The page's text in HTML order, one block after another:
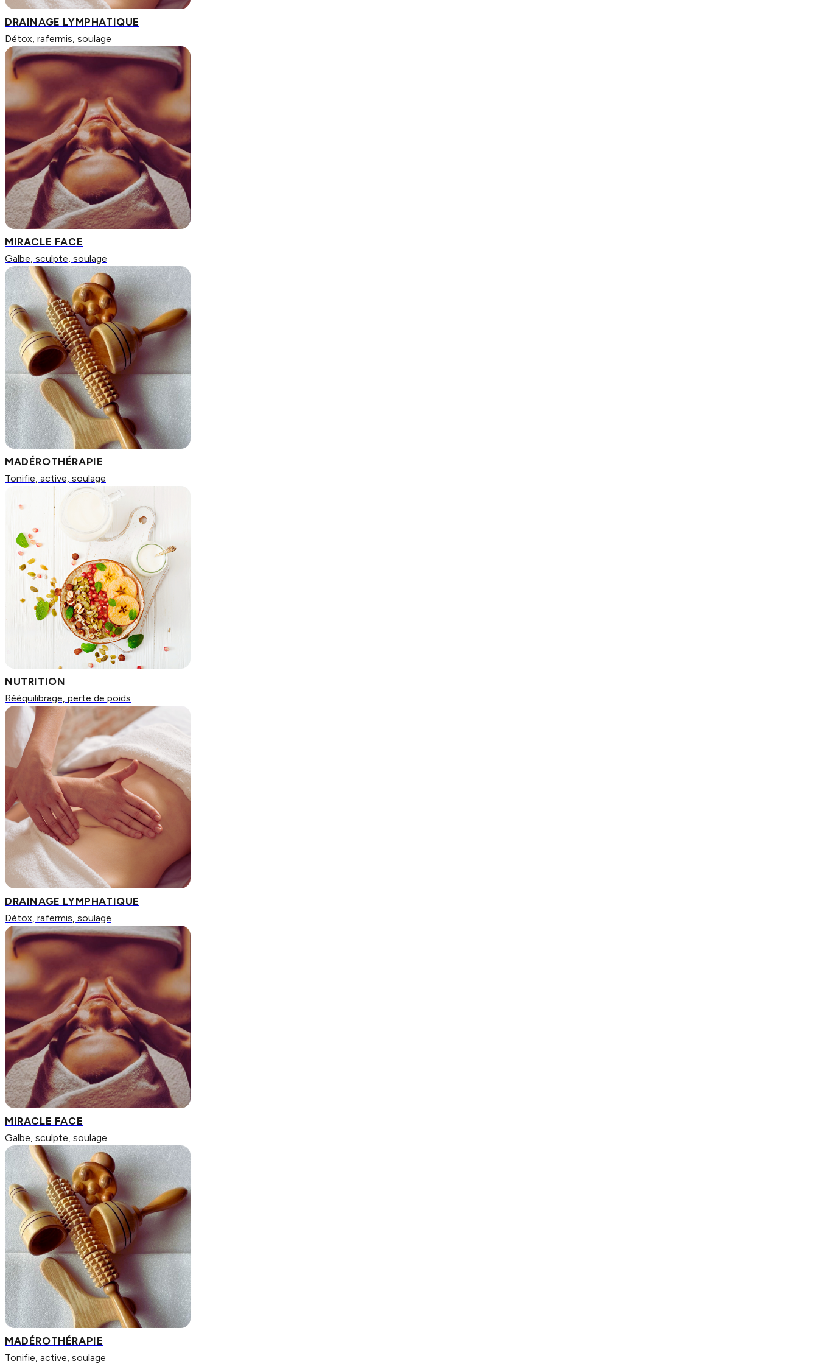
DRAINAGE LYMPHATIQUE
Détox, rafermis, soulage
MIRACLE FACE
Galbe, sculpte, soulage
MADÉROTHÉRAPIE
Tonifie, active, soulage
NUTRITION
Rééquilibrage, perte de poids
DRAINAGE LYMPHATIQUE
Détox, rafermis, soulage
MIRACLE FACE
Galbe, sculpte, soulage
MADÉROTHÉRAPIE
Tonifie, active, soulage